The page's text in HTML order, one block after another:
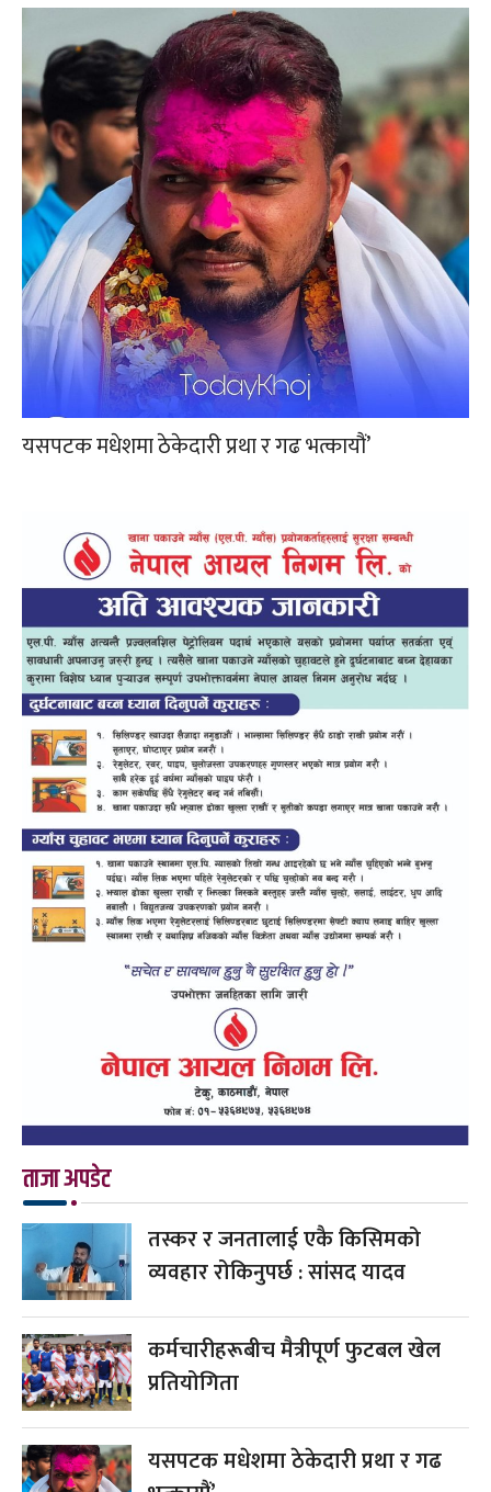
यसपटक मधेशमा ठेकेदारी प्रथा र गढ भत्कायौं’
ताजा अपडेट
तस्कर र जनतालाई एकै किसिमको
व्यवहार रोकिनुपर्छ : सांसद यादव
कर्मचारीहरूबीच मैत्रीपूर्ण फुटबल खेल
प्रतियोगिता
यसपटक मधेशमा ठेकेदारी प्रथा र गढ